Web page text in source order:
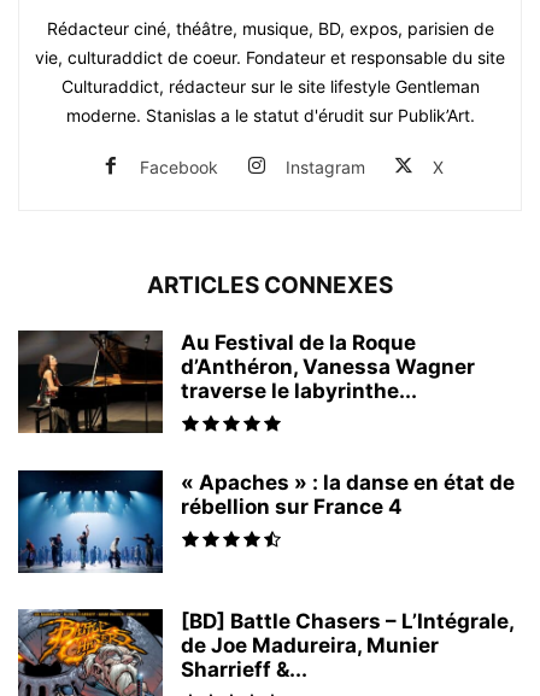
Rédacteur ciné, théâtre, musique, BD, expos, parisien de
vie, culturaddict de coeur. Fondateur et responsable du site
Culturaddict, rédacteur sur le site lifestyle Gentleman
moderne. Stanislas a le statut d'érudit sur Publik’Art.
Facebook Instagram X
ARTICLES CONNEXES
Au Festival de la Roque
d’Anthéron, Vanessa Wagner
traverse le labyrinthe...
« Apaches » : la danse en état de
rébellion sur France 4
[BD] Battle Chasers – L’Intégrale,
de Joe Madureira, Munier
Sharrieff &...